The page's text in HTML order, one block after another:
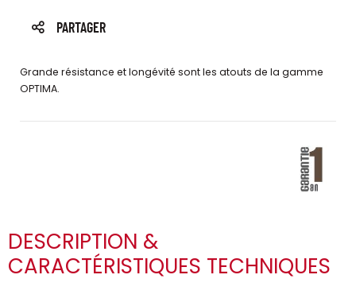
PARTAGER
Grande résistance et longévité sont les atouts de la gamme
OPTIMA.
DESCRIPTION &
CARACTÉRISTIQUES TECHNIQUES